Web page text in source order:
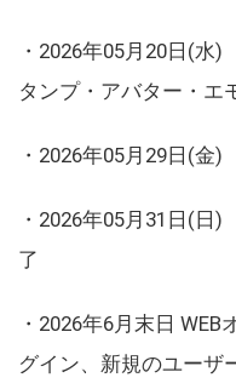
・2026年05月20日(
タンプ・アバター・エ
・2026年05月29日(金
・2026年05月31日(
了
・2026年6月末日
グイン、新規のユーザ